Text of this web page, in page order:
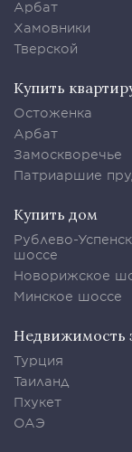
Арбат
Хамовники
Тверской
Купить
Остоженка
Арбат
Замоскворечье
Патриаршие
Купить дом
Рублево-
шоссе
Новорижское
Минское шоссе
Недвижимость
Турция
Таиланд
Пхукет
ОАЭ